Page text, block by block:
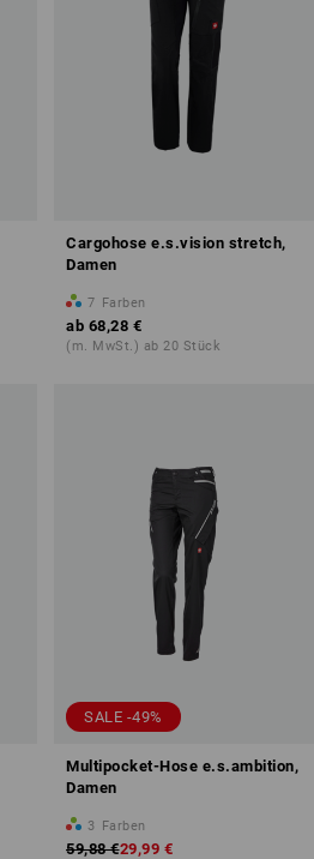
Cargohose e.s.vision stretch,
Damen
7 Farben
ab 68,28 €
(m. MwSt.) ab 20 Stück
SALE -49%
Multipocket-Hose e.s.ambition,
Damen
3 Farben
59,88 €29,99 €